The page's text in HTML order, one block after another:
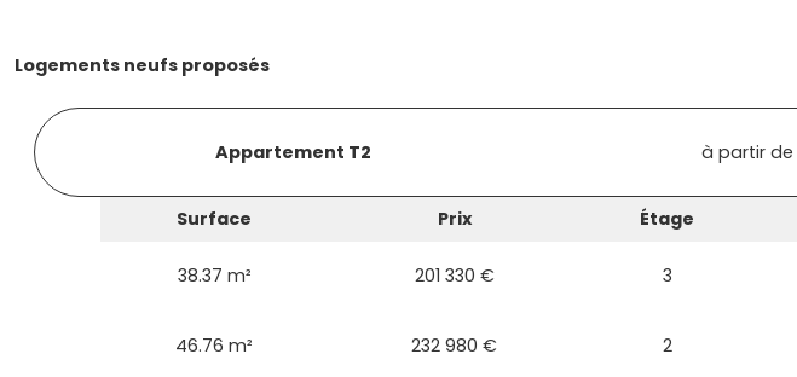
Logements neufs proposés
Appartement T2 à partir de
Surface Prix Étage
38.37 m² 201 330 € 3
46.76 m² 232 980 € 2